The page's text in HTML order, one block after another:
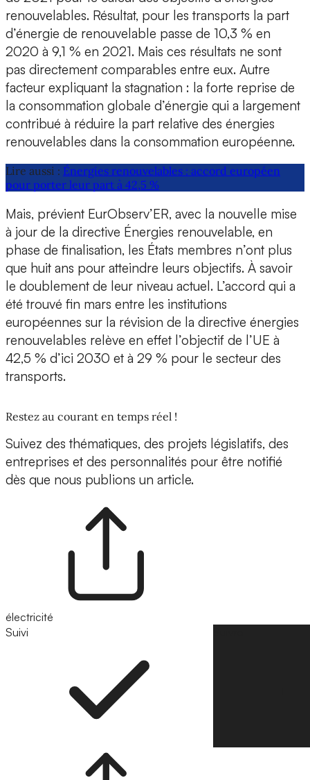
renouvelables. Résultat, pour les transports la part
d’énergie de renouvelable passe de 10,3 % en
2020 à 9,1 % en 2021. Mais ces résultats ne sont
pas directement comparables entre eux. Autre
facteur expliquant la stagnation : la forte reprise de
la consommation globale d’énergie qui a largement
contribué à réduire la part relative des énergies
renouvelables dans la consommation européenne.
Lire aussi : Énergies renouvelables : accord européen
pour porter leur part à 42,5 %
Mais, prévient EurObserv’ER, avec la nouvelle mise
à jour de la directive Énergies renouvelable, en
phase de finalisation, les États membres n’ont plus
que huit ans pour atteindre leurs objectifs. À savoir
le doublement de leur niveau actuel. L’accord qui a
été trouvé fin mars entre les institutions
européennes sur la révision de la directive énergies
renouvelables relève en effet l’objectif de l’UE à
42,5 % d’ici 2030 et à 29 % pour le secteur des
transports.
Restez au courant en temps réel !
Suivez des thématiques, des projets législatifs, des
entreprises et des personnalités pour être notifié
dès que nous publions un article.
électricité
Suivi